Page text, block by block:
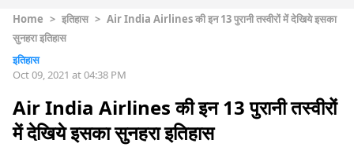
Home > इतिहास > Air India Airlines की इन 13 पुरानी तस्वीरों में देखिये इसका
सुनहरा इतिहास
इतिहास
Oct 09, 2021 at 04:38 PM
Air India Airlines की इन 13 पुरानी तस्वीरों
में देखिये इसका सुनहरा इतिहास